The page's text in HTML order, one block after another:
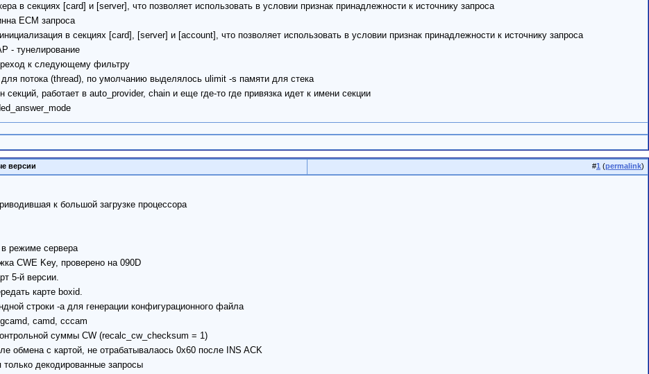
в секциях [card] и [server], что позволяет использовать в условии признак принадлежности к источнику запроса
ECM запроса
в секциях [card], [server] и [account], что позволяет использовать в условии признак принадлежности к источнику запроса
- тунелирование
к следующему фильтру
потока (thread), по умолчанию выделялось ulimit -s памяти для стека
работает в auto_provider, chain и еще где-то где привязка идет к имени секции
версии #1 (permalink)
к большой загрузке процессора
режиме сервера
CWE Key, проверено на 090D
5-й версии.
карте boxid.
строки -a для генерации конфигурационного файла
camd, cccam
суммы СW (recalc_cw_checksum = 1)
обмена с картой, не отрабатывалаось 0x60 после INS ACK
декодированные запросы